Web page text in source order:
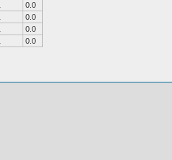
0.0
0.0
0.0
0.0